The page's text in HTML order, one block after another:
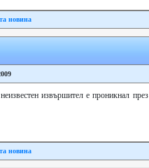
новина
извършител е проникнал през
новина